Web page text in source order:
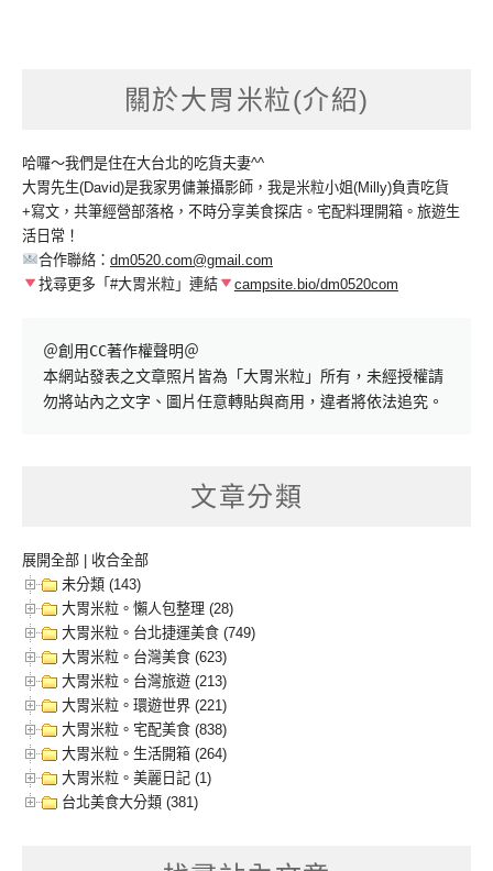
關於大胃米粒(介紹)
哈囉～我們是住在大台北的吃貨夫妻^^
大胃先生(David)是我家男傭兼攝影師，我是米粒小姐(Milly)負責吃貨
+寫文，共筆經營部落格，不時分享美食探店。宅配料理開箱。旅遊生
活日常！
合作聯絡： dm0520.com@gmail.com
找尋更多「#大胃米粒」連結
campsite.bio/dm0520com
＠創用CC著作權聲明＠
本網站發表之文章照片皆為「大胃米粒」所有，未經授權請
勿將站內之文字、圖片任意轉貼與商用，違者將依法追究。
文章分類
展開全部 | 收合全部
未分類 (143)
大胃米粒。懶人包整理 (28)
大胃米粒。台北捷運美食 (749)
大胃米粒。台灣美食 (623)
大胃米粒。台灣旅遊 (213)
大胃米粒。環遊世界 (221)
大胃米粒。宅配美食 (838)
大胃米粒。生活開箱 (264)
大胃米粒。美麗日記 (1)
台北美食大分類 (381)